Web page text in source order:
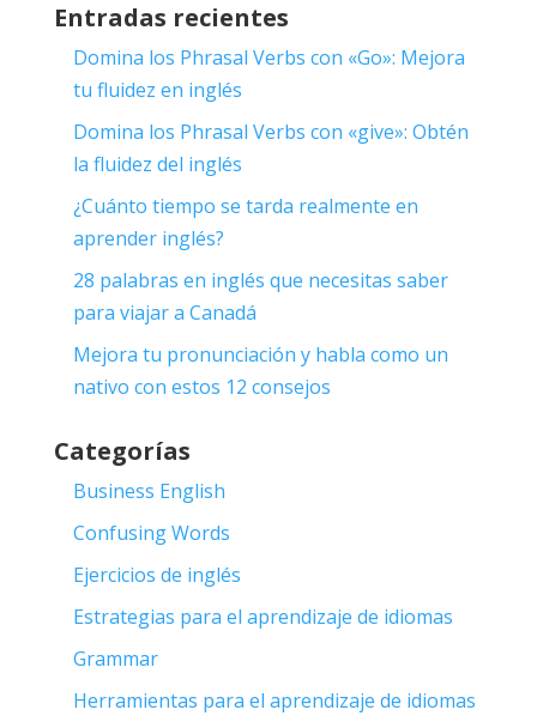
Entradas recientes
Domina los Phrasal Verbs con «Go»: Mejora
tu fluidez en inglés
Domina los Phrasal Verbs con «give»: Obtén
la fluidez del inglés
¿Cuánto tiempo se tarda realmente en
aprender inglés?
28 palabras en inglés que necesitas saber
para viajar a Canadá
Mejora tu pronunciación y habla como un
nativo con estos 12 consejos
Categorías
Business English
Confusing Words
Ejercicios de inglés
Estrategias para el aprendizaje de idiomas
Grammar
Herramientas para el aprendizaje de idiomas